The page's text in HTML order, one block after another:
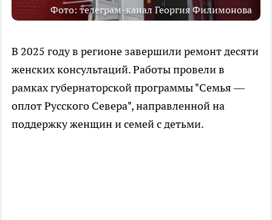
Фото: телеграм-канал Георгия Филимонова
В 2025 году в регионе завершили ремонт десяти
женских консультаций. Работы провели в
рамках губернаторской программы "Семья —
оплот Русского Севера", направленной на
поддержку женщин и семей с детьми.